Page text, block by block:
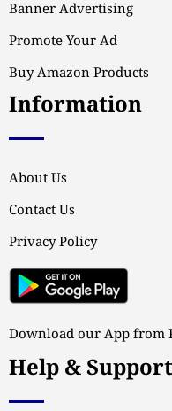
Banner Advertising
Promote Your Ad
Buy Amazon Products
Information
About Us
Contact Us
Privacy Policy
Download our App from
Help & Support